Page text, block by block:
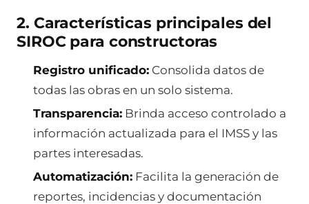
2. Características principales del
SIROC para constructoras
Registro unificado:Consolida datos de
todas las obras en un solo sistema.
Transparencia:Brinda acceso controlado a
información actualizada para el IMSS y las
partes interesadas.
Automatización:Facilita la generación de
reportes, incidencias y documentación